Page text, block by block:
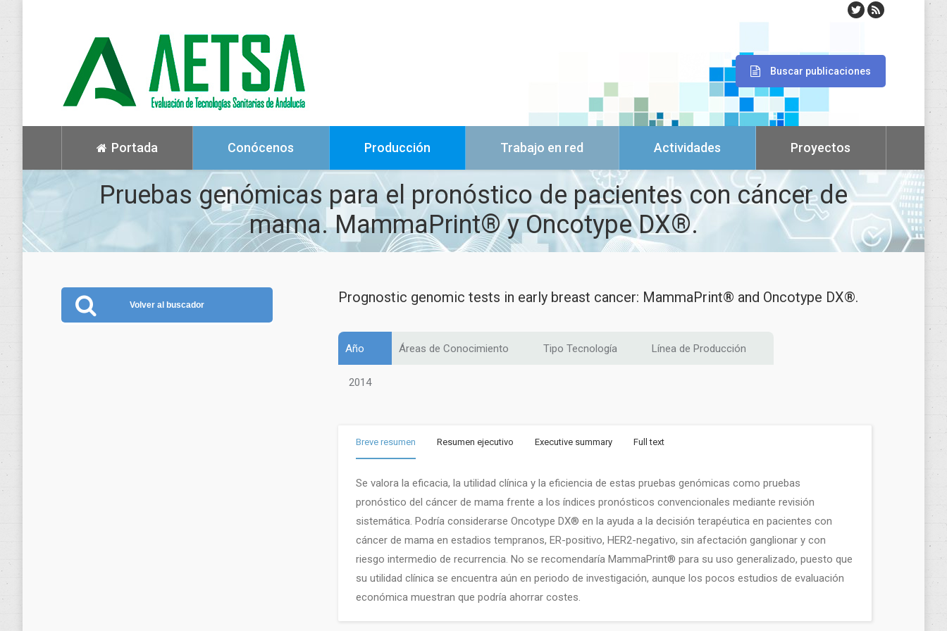
Buscar publicaciones
Portada Conócenos Producción Trabajo en red Actividades Proyectos
Pruebas genómicas para el pronóstico de pacientes con cáncer de
mama. MammaPrint® y Oncotype DX®.
Volver al buscador Prognostic genomic tests in early breast cancer: MammaPrint® and Oncotype DX®.
Año Áreas de Conocimiento Tipo Tecnología Línea de Producción
2014
Breve resumen Resumen ejecutivo Executive summary Full text
Se valora la eficacia, la utilidad clínica y la eficiencia de estas pruebas genómicas como pruebas
pronóstico del cáncer de mama frente a los índices pronósticos convencionales mediante revisión
sistemática. Podría considerarse Oncotype DX® en la ayuda a la decisión terapéutica en pacientes con
cáncer de mama en estadios tempranos, ER-positivo, HER2-negativo, sin afectación ganglionar y con
riesgo inter­medio de recurrencia. No se recomendaría MammaPrint® para su uso genera­lizado, puesto que
su utilidad clínica se encuentra aún en periodo de investigación, aunque los pocos estudios de evaluación
económica muestran que podría ahorrar costes.